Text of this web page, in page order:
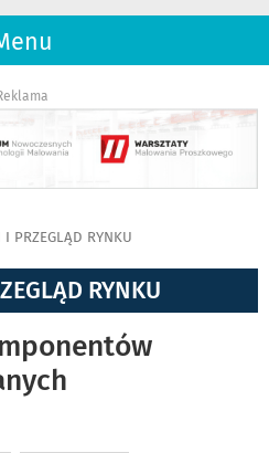
I PRZEGLĄD RYNKU
RYNKU